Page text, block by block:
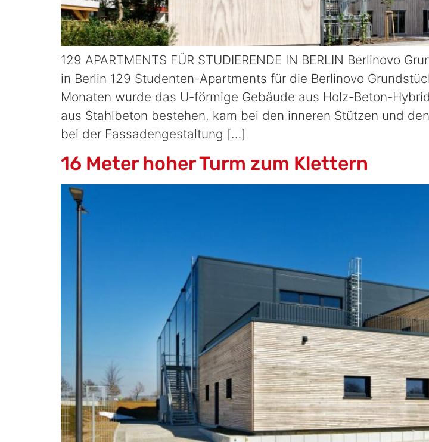
129 APARTMENTS FÜR STUDIERENDE IN BERLIN Berlinovo
in Berlin 129 Studenten-Apartments für die Berlinovo
Monaten wurde das U-förmige Gebäude aus Holz-Beton-
aus Stahlbeton bestehen, kam bei den inneren Stützen und
bei der Fassadengestaltung […]
16 Meter hoher Turm zum Klettern